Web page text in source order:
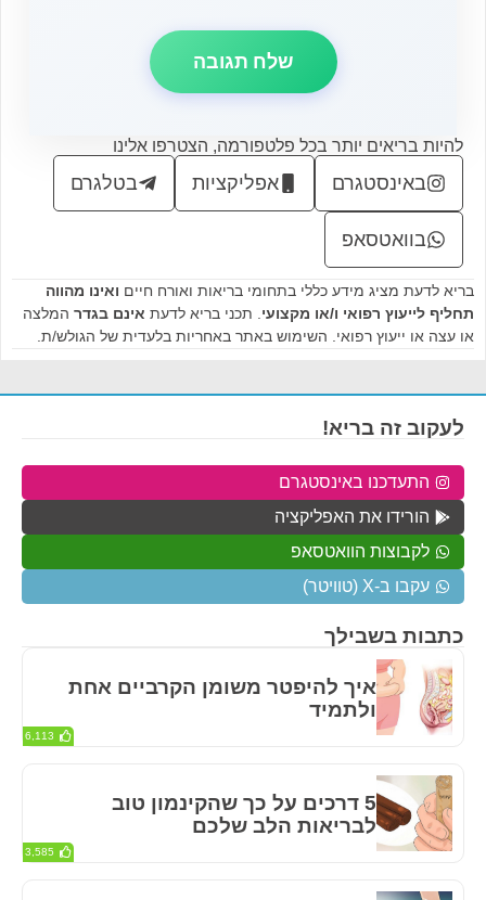
להיות בריאים יותר בכל פלטפורמה, הצטרפו אלינו
באינסטגרם אפליקציות בטלגרם
בוואטסאפ
בריא לדעת מציג מידע כללי בתחומי בריאות ואורח חיים ואינו מהווה
תחליף לייעוץ רפואי ו/או מקצועי . תכני בריא לדעת אינם בגדר המלצה
או עצה או ייעוץ רפואי. השימוש באתר באחריות בלעדית של הגולש/ת.
כתבות בשבילך
איך להיפטר משומן הקרביים אחת
ולתמיד
6,113
5 דרכים על כך שהקינמון טוב
לבריאות הלב שלכם
3,585
לעקוב זה בריא!
התעדכנו באינסטגרם
הורידו את האפליקציה
לקבוצות הוואטסאפ
עקבו ב-X (טוויטר)